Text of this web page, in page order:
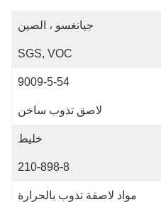
جيانغسو ، الصين
SGS, VOC
9009-5-54
لاصق تذوب ساخن
خليط
210-898-8
مواد لاصقة تذوب بالحرارة